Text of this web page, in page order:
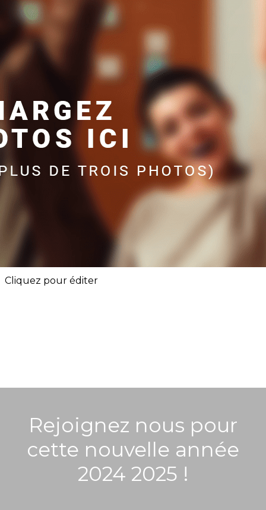
Exporter les lignes sélectionnées
Exporter toutes les colonnes
Exporter uniquement les colonnes affichées
Menu
Ajoutez un logo, un bouton, des réseaux sociaux
Cliquez pour éditer
Accueil
Se connecter
Images de la page d'accueil
Cliquez pour éditer
Rejoignez nous pour
cette nouvelle année
2024 2025 !